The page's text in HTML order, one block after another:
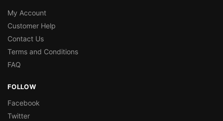
My Account
Customer Help
Contact Us
Terms and Conditions
FAQ
FOLLOW
Facebook
Twitter